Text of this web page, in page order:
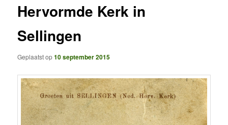
Hervormde Kerk in
Sellingen
Geplaatst op10 september 2015